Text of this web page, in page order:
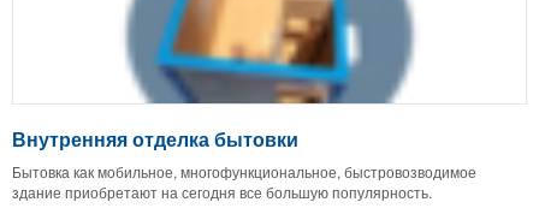
Внутренняя отделка бытовки
Бытовка как мобильное, многофункциональное, быстровозводимое
здание приобретают на сегодня все большую популярность.